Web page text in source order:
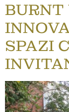
BURNT
SPAZI